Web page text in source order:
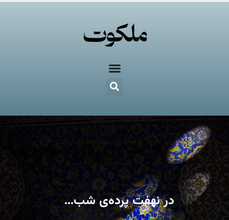
در نهفت پرده‌ی شب…